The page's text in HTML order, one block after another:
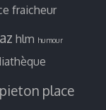
fraicheur
hlm humour
pieton place